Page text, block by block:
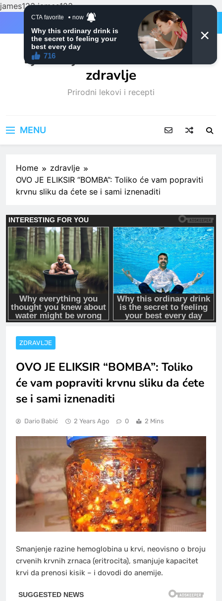
james123james123
Ljubitelji mačaka i Prirodno
zdravlje
Prirodni lekovi i recepti
MENU
Home
zdravlje
OVO JE ELIKSIR “BOMBA”: Toliko će vam popraviti
krvnu sliku da ćete se i sami iznenaditi
ZDRAVLJE
OVO JE ELIKSIR “BOMBA”: Toliko
će vam popraviti krvnu sliku da ćete
se i sami iznenaditi
Dario Babić 2 Years Ago 0 2 Mins
Smanjenje razine hemoglobina u krvi, neovisno o broju
crvenih krvnih zrnaca (eritrocita), smanjuje kapacitet
krvi da prenosi kisik – i dovodi do anemije.